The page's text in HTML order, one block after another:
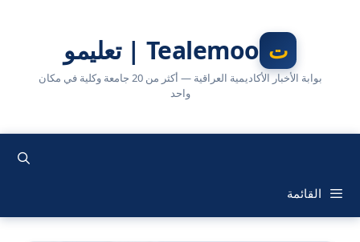
Tealemoo | تعليمو
بوابة الأخبار الأكاديمية العراقية — أكثر من 20 جامعة وكلية في مكان
واحد
القائمة